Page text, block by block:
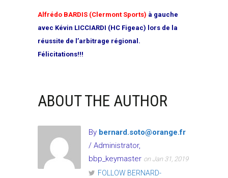
Alfrédo BARDIS (Clermont Sports) à gauche
avec Kévin LICCIARDI (HC Figeac) lors de la
réussite de l’arbitrage régional.
Félicitations!!!
ABOUT THE AUTHOR
By bernard.soto@orange.fr
/ Administrator,
bbp_keymaster on Jan 31, 2019
FOLLOW BERNARD-